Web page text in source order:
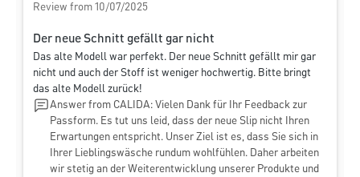
Review from 10/07/2025
Der neue Schnitt gefällt gar nicht
Das alte Modell war perfekt. Der neue Schnitt gefällt mir gar
nicht und auch der Stoff ist weniger hochwertig. Bitte bringt
das alte Modell zurück!
Answer from CALIDA: Vielen Dank für Ihr Feedback zur
Passform. Es tut uns leid, dass der neue Slip nicht Ihren
Erwartungen entspricht. Unser Ziel ist es, dass Sie sich in
Ihrer Lieblingswäsche rundum wohlfühlen. Daher arbeiten
wir stetig an der Weiterentwicklung unserer Produkte und